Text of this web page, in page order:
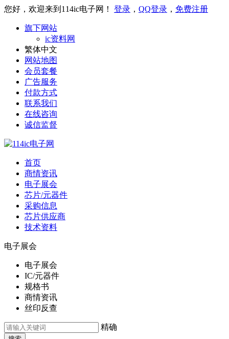
您好，欢迎来到114ic电子网！ 登录 ， QQ登录 ， 免费注册
旗下网站
ic资料网
繁体中文
网站地图
会员套餐
广告服务
付款方式
联系我们
在线咨询
诚信监督
首页
商情资讯
电子展会
芯片/元器件
采购信息
芯片供应商
技术资料
电子展会
电子展会
IC/元器件
规格书
商情资讯
丝印反查
精确